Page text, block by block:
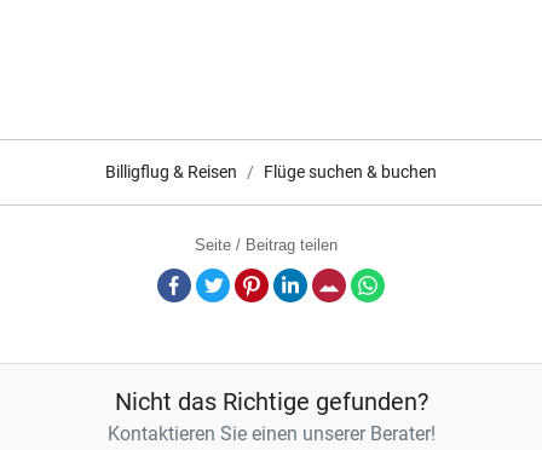
Billigflug & Reisen Flüge suchen & buchen
Seite / Beitrag teilen
Facebook
TwitterPinterestLinkedInE-Mail
Nicht das Richtige gefunden?
Kontaktieren Sie einen unserer Berater!